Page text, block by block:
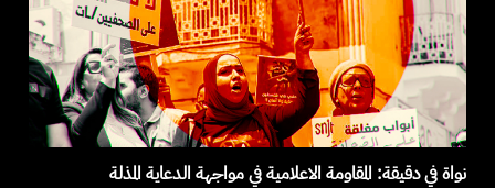
نواة في دقيقة: المقاومة الاعلامية في مواجهة الدعاية المذلة